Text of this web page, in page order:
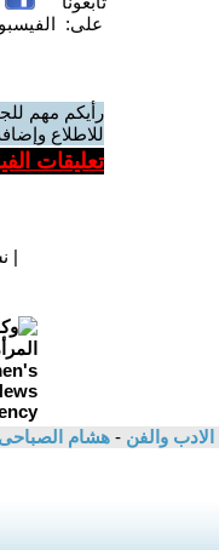
على:
رأيكم مهم
للاطلاع
تعليقات
|
الادب والفن - هشام الصباحى